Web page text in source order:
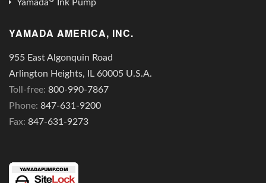
Yamada
Ink Pump
YAMADA AMERICA, INC.
955 East Algonquin Road
Arlington Heights, IL 60005 U.S.A.
Toll-free: 800-990-7867
Phone: 847-631-9200
Fax: 847-631-9273